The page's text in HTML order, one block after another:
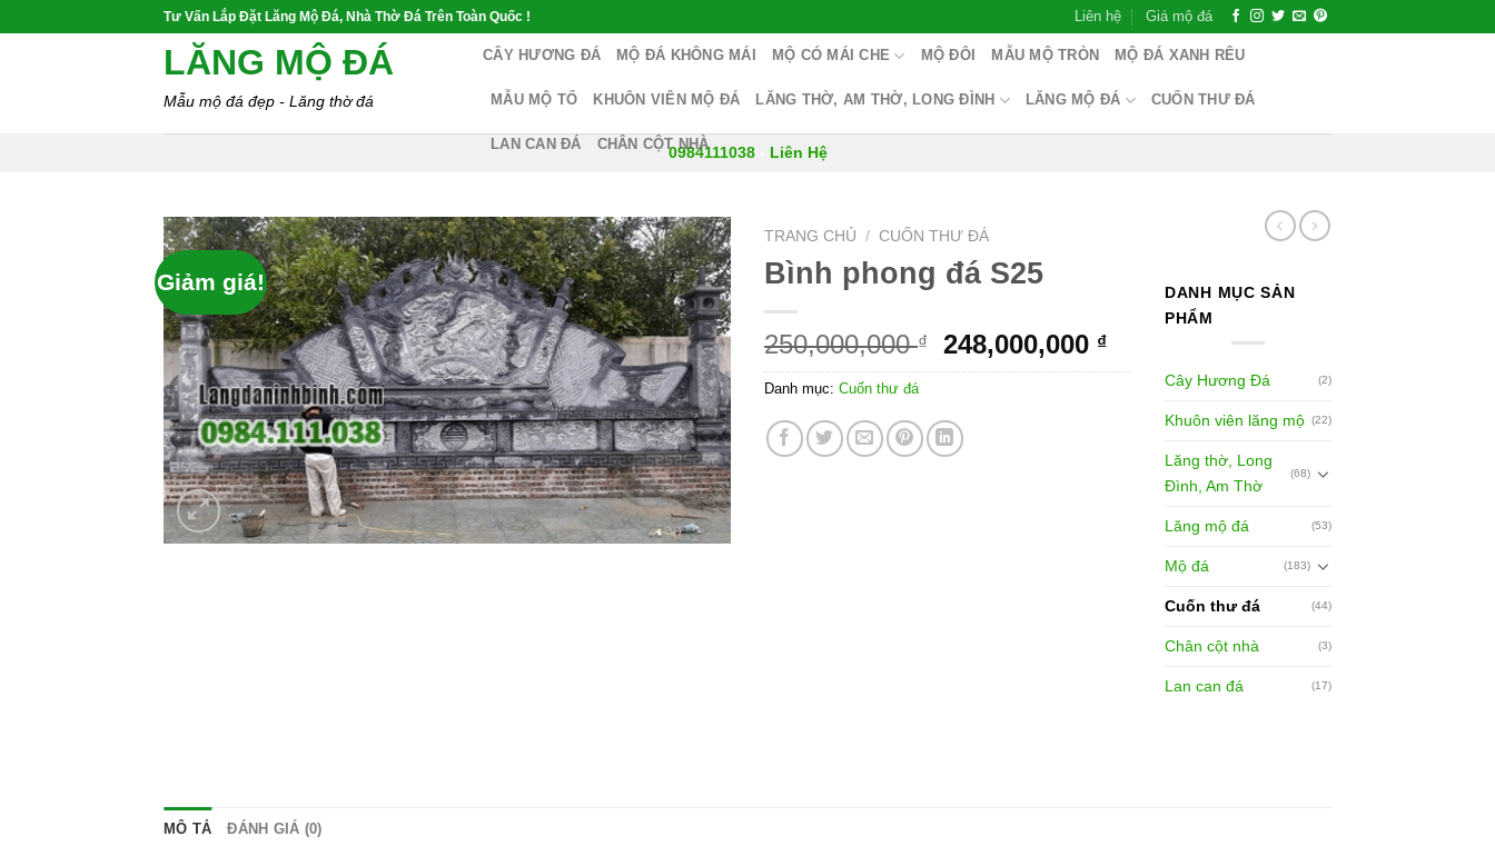
Tư Vấn Lắp Đặt Lăng Mộ Đá, Nhà Thờ Đá Trên Toàn Quốc ! Liên hệ Giá mộ đá
LĂNG MỘ ĐÁ
Mẫu mộ đá đẹp - Lăng thờ đá
CÂY HƯƠNG ĐÁ MỘ ĐÁ KHÔNG MÁI MỘ CÓ MÁI CHE MỘ ĐÔI MẪU MỘ TRÒN MỘ ĐÁ XANH RÊU
MẪU MỘ TỔ KHUÔN VIÊN MỘ ĐÁ LĂNG THỜ, AM THỜ, LONG ĐÌNH LĂNG MỘ ĐÁ CUỐN THƯ ĐÁ
LAN CAN ĐÁ CHÂN CỘT NHÀ
0984111038- Liên Hệ
Giảm giá!
TRANG CHỦ / CUỐN THƯ ĐÁ
Bình phong đá S25
250,000,000₫ 248,000,000 ₫
Danh mục: Cuốn thư đá
DANH MỤC SẢN
PHẨM
Cây Hương Đá (2)
Khuôn viên lăng mộ (22)
Lăng thờ, Long
Đình, Am Thờ
(68)
Lăng mộ đá (53)
Mộ đá (183)
Cuốn thư đá (44)
Chân cột nhà (3)
Lan can đá (17)
MÔ TẢ ĐÁNH GIÁ (0)